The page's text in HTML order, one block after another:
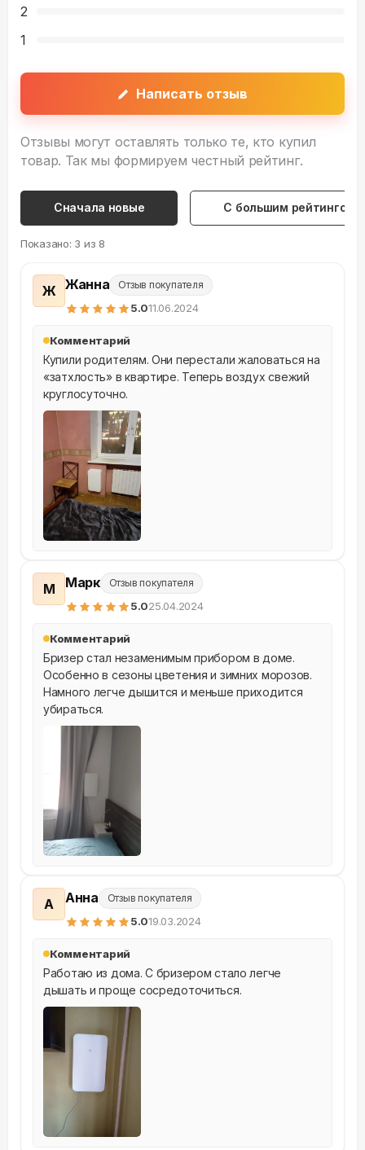
2
1
Написать отзыв
Отзывы могут оставлять только те, кто купил
товар. Так мы формируем честный рейтинг.
Сначала новые С большим рейтингом
Показано: 3 из 8
Ж Жанна Отзыв покупателя
5.011.06.2024
Комментарий
Купили родителям. Они перестали жаловаться на
«затхлость» в квартире. Теперь воздух свежий
круглосуточно.
М Марк Отзыв покупателя
5.025.04.2024
Комментарий
Бризер стал незаменимым прибором в доме.
Особенно в сезоны цветения и зимних морозов.
Намного легче дышится и меньше приходится
убираться.
А Анна Отзыв покупателя
5.019.03.2024
Комментарий
Работаю из дома. С бризером стало легче
дышать и проще сосредоточиться.